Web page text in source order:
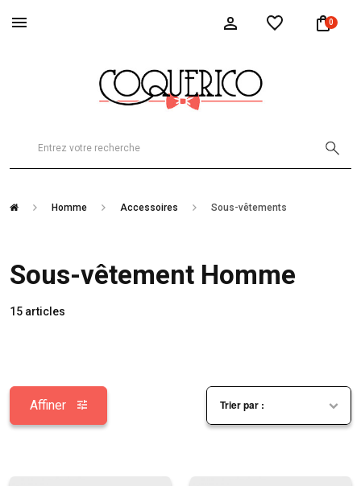
0
Homme Accessoires Sous-vêtements
Sous-vêtement Homme
15 articles
Affiner